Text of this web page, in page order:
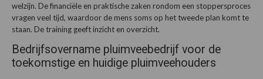
welzijn. De financiële en praktische zaken rondom een stoppersproces
vragen veel tijd, waardoor de mens soms op het tweede plan komt te
staan. De training geeft inzicht en overzicht.
Bedrijfsovername pluimveebedrijf voor de
toekomstige en huidige pluimveehouders